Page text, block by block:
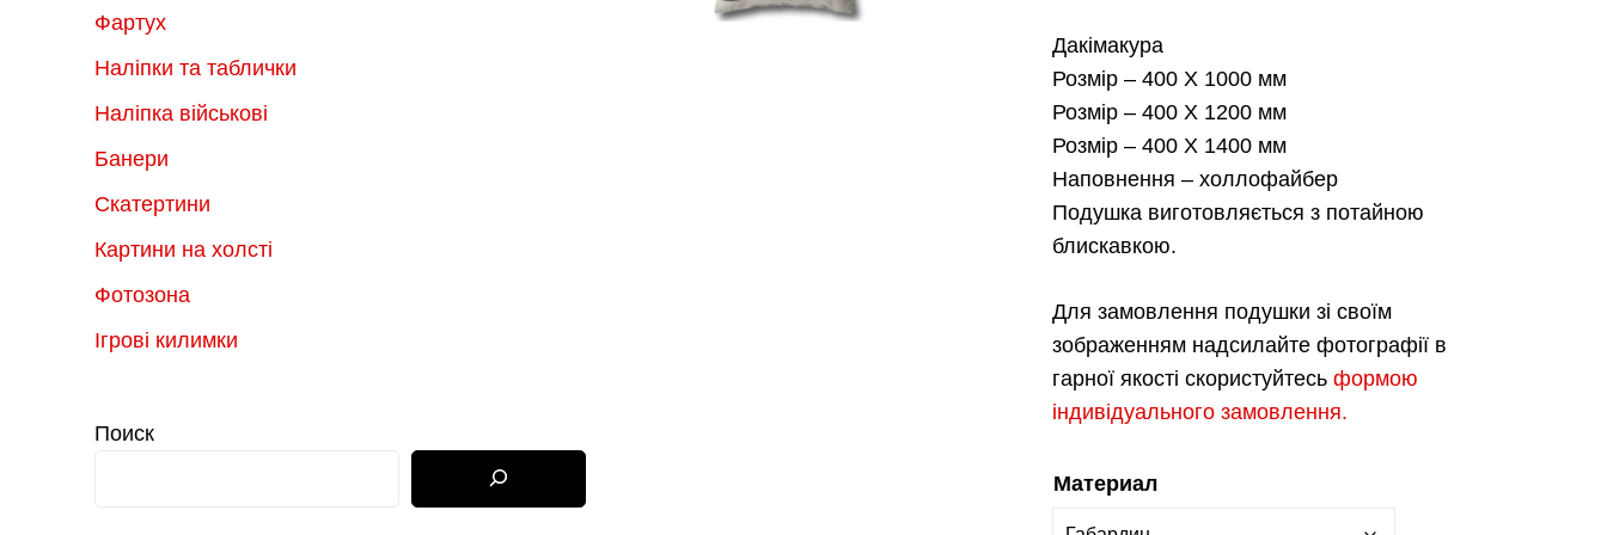
від
1,000.00 грн.
до
Дакімакура
Розмір – 400 Х 1000 мм
Розмір – 400 Х 1200 мм
Розмір – 400 Х 1400 мм
Наповнення – холлофайбер
Подушка виготовляється з потайною
блискавкою.
Для замовлення подушки зі своїм
зображенням надсилайте фотографії в
гарної якості скористуйтесьформою
індивідуального замовлення.
Материал
Фартух
Наліпки та таблички
Наліпка військові
Банери
Скатертини
Картини на холсті
Фотозона
Ігрові килимки
Поиск